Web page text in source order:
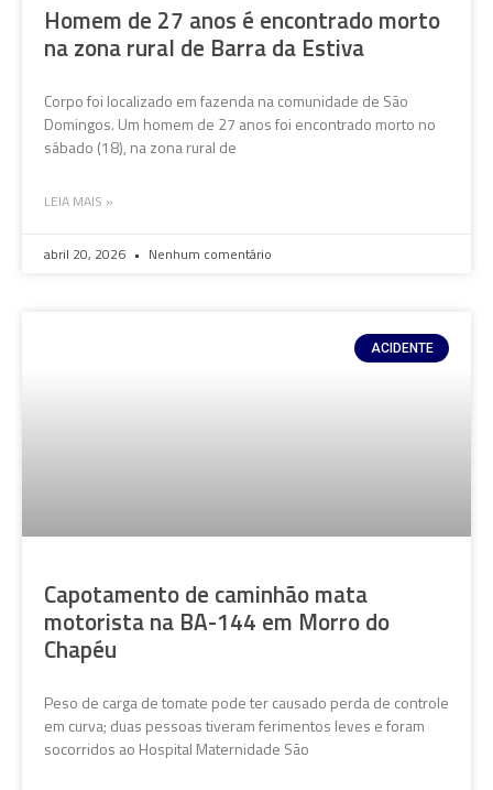
Homem de 27 anos é encontrado morto
na zona rural de Barra da Estiva
Corpo foi localizado em fazenda na comunidade de São
Domingos. Um homem de 27 anos foi encontrado morto no
sábado (18), na zona rural de
LEIA MAIS »
abril 20, 2026 Nenhum comentário
ACIDENTE
Capotamento de caminhão mata
motorista na BA-144 em Morro do
Chapéu
Peso de carga de tomate pode ter causado perda de controle
em curva; duas pessoas tiveram ferimentos leves e foram
socorridos ao Hospital Maternidade São